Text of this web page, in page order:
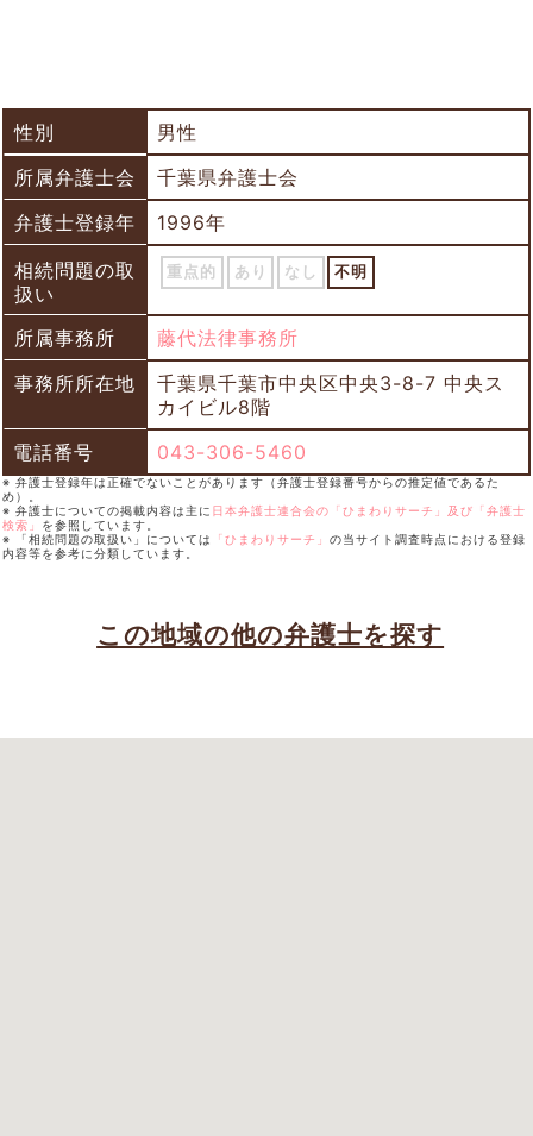
性別
男性
所属弁護士会
千葉県弁護士会
弁護士登録年
1996年
相続問題の取
扱い
重点的 あり なし 不明
所属事務所
藤代法律事務所
事務所所在地
千葉県千葉市中央区中央3-8-7 中央ス
カイビル8階
電話番号
043-306-5460
※ 弁護士登録年は正確でないことがあります（弁護士登録番号からの推定値であるた
め）。
※ 弁護士についての掲載内容は主に 日本弁護士連合会の「ひまわりサーチ」及び「弁護士
検索」 を参照しています。
※ 「相続問題の取扱い」については
「ひまわりサーチ」 の当サイト調査時点における登録
内容等を参考に分類しています。
この地域の他の弁護士を探す